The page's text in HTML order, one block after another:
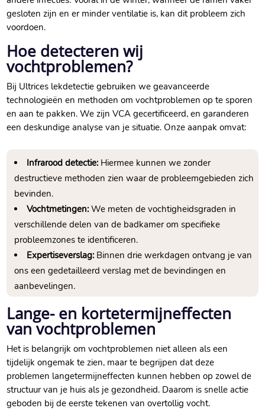
gesloten zijn en er minder ventilatie is, kan dit probleem zich
voordoen.
Hoe detecteren wij
vochtproblemen?
Bij Ultrices lekdetectie gebruiken we geavanceerde
technologieën en methoden om vochtproblemen op te sporen
en aan te pakken. We zijn VCA gecertificeerd, en garanderen
een deskundige analyse van je situatie. Onze aanpak omvat:
Infrarood detectie:Hiermee kunnen we zonder
destructieve methoden zien waar de probleemgebieden zich
bevinden.
Vochtmetingen:We meten de vochtigheidsgraden in
verschillende delen van de badkamer om specifieke
probleemzones te identificeren.
Expertiseverslag:Binnen drie werkdagen ontvang je van
ons een gedetailleerd verslag met de bevindingen en
aanbevelingen.
Lange- en kortetermijneffecten
van vochtproblemen
Het is belangrijk om vochtproblemen niet alleen als een
tijdelijk ongemak te zien, maar te begrijpen dat deze
problemen langetermijneffecten kunnen hebben op zowel de
structuur van je huis als je gezondheid. Daarom is snelle actie
geboden bij de eerste tekenen van overtollig vocht.